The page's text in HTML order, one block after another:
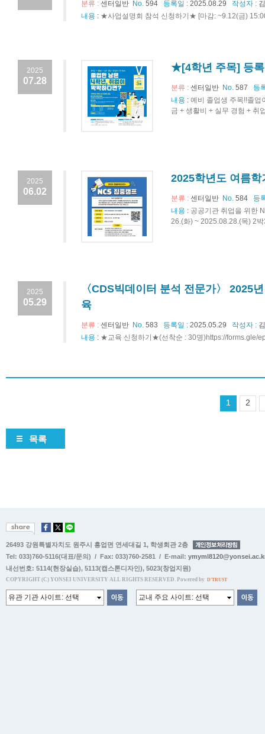
분류 : 센터일반 No. 594 등록일 : 2025.08.29 작성자 :
내용 : ★사업설명회 참석 신청하기★ [마감: ~9.12(금)
2025
07.28
★[4학년 주목] 등록
분류 : 센터일반 No. 587
등
내용 : 예비 졸업생 주목!!졸업
금 + 생활비 + 실무 경험 + 취
2025
06.02
2025학년도 여름
분류 : 센터일반 No. 584
등
내용 : 공공기관 취업을 위한
26.(화) ~ 2025.08.28.(목) 2
2025
05.29
〈CDS빅데이터 분석 전문가〉 2025
육
분류 : 센터일반 No. 583 등록일 : 2025.05.29 작성자 :
내용 : ★교육 신청하기★(선착순 : 30명)https://forms.gle/
1 2
목록
26493 강원특별자치도 원주시 흥업면 연세대길 1, 학생회관 2층
Tel: 033)760-5116(대표/문의) / Fax: 033)760-2581 / E-mail:
내선번호: 5114(현장실습), 5113(캡스톤디자인), 5023(창업지원)
COPYRIGHT (C) YONSEI UNIVERSITY ALL RIGHTS RESERVED. Powered by D'TRUST